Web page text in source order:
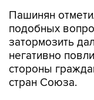
Пашинян
подобных
затормозить
негативно
стороны
стран Союза.